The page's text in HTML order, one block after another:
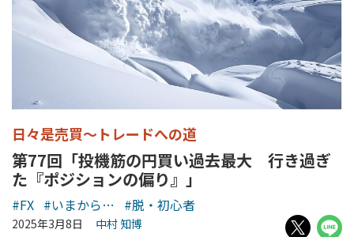
日々是売買～トレードへの道
第77回「投機筋の円買い過去最大 行き過ぎ
た『ポジションの偏り』」
#FX #いまから… #脱・初心者
2025年3月8日 中村 知博